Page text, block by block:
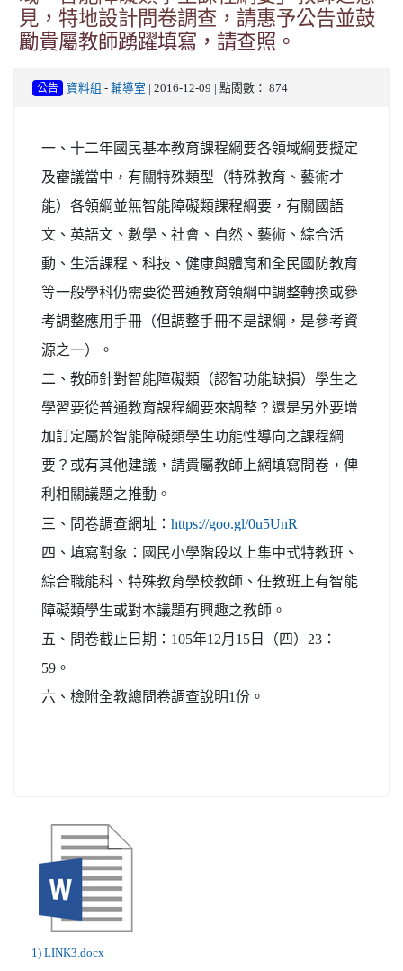
見，特地設計問卷調查，請惠予公告並鼓
勵貴屬教師踴躍填寫，請查照。
公告 資料組 - 輔導室 | 2016-12-09 | 點閱數： 874
一、十二年國民基本教育課程綱要各領域綱要擬定
及審議當中，有關特殊類型（特殊教育、藝術才
能）各領綱並無智能障礙類課程綱要，有關國語
文、英語文、數學、社會、自然、藝術、綜合活
動、生活課程、科技、健康與體育和全民國防教育
等一般學科仍需要從普通教育領綱中調整轉換或參
考調整應用手冊（但調整手冊不是課綱，是參考資
源之一）。
二、教師針對智能障礙類（認智功能缺損）學生之
學習要從普通教育課程綱要來調整？還是另外要增
加訂定屬於智能障礙類學生功能性導向之課程綱
要？或有其他建議，請貴屬教師上網填寫問卷，俾
利相關議題之推動。
三、問卷調查網址： https://goo.gl/0u5UnR
四、填寫對象：國民小學階段以上集中式特教班、
綜合職能科、特殊教育學校教師、任教班上有智能
障礙類學生或對本議題有興趣之教師。
五、問卷截止日期：105年12月15日（四）23：
59。
六、檢附全教總問卷調查說明1份。
1) LINK3.docx